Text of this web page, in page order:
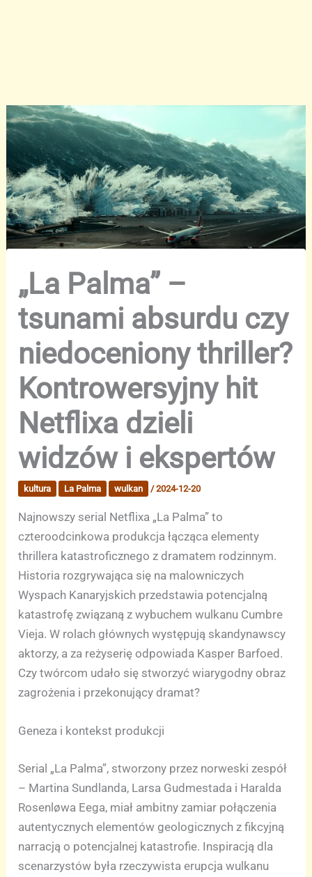
„La Palma” –
tsunami absurdu czy
niedoceniony thriller?
Kontrowersyjny hit
Netflixa dzieli
widzów i ekspertów
kultura La Palma wulkan /2024-12-20
Najnowszy serial Netflixa „La Palma” to
czteroodcinkowa produkcja łącząca elementy
thrillera katastroficznego z dramatem rodzinnym.
Historia rozgrywająca się na malowniczych
Wyspach Kanaryjskich przedstawia potencjalną
katastrofę związaną z wybuchem wulkanu Cumbre
Vieja. W rolach głównych występują skandynawscy
aktorzy, a za reżyserię odpowiada Kasper Barfoed.
Czy twórcom udało się stworzyć wiarygodny obraz
zagrożenia i przekonujący dramat?
Geneza i kontekst produkcji
Serial „La Palma”, stworzony przez norweski zespół
– Martina Sundlanda, Larsa Gudmestada i Haralda
Rosenløwa Eega, miał ambitny zamiar połączenia
autentycznych elementów geologicznych z fikcyjną
narracją o potencjalnej katastrofie. Inspiracją dla
scenarzystów była rzeczywista erupcja wulkanu